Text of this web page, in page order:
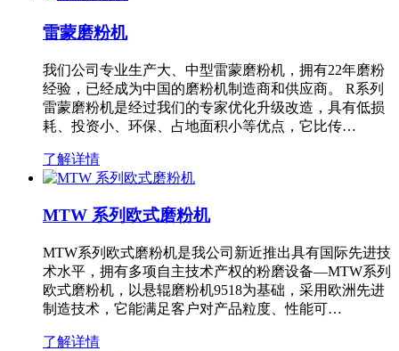
雷蒙磨粉机
我们公司专业生产大、中型雷蒙磨粉机，拥有22年磨粉
经验，已经成为中国的磨粉机制造商和供应商。 R系列
雷蒙磨粉机是经过我们的专家优化升级改造，具有低损
耗、投资小、环保、占地面积小等优点，它比传…
了解详情
MTW 系列欧式磨粉机
MTW系列欧式磨粉机是我公司新近推出具有国际先进技
术水平，拥有多项自主技术产权的粉磨设备—MTW系列
欧式磨粉机，以悬辊磨粉机9518为基础，采用欧洲先进
制造技术，它能满足客户对产品粒度、性能可…
了解详情